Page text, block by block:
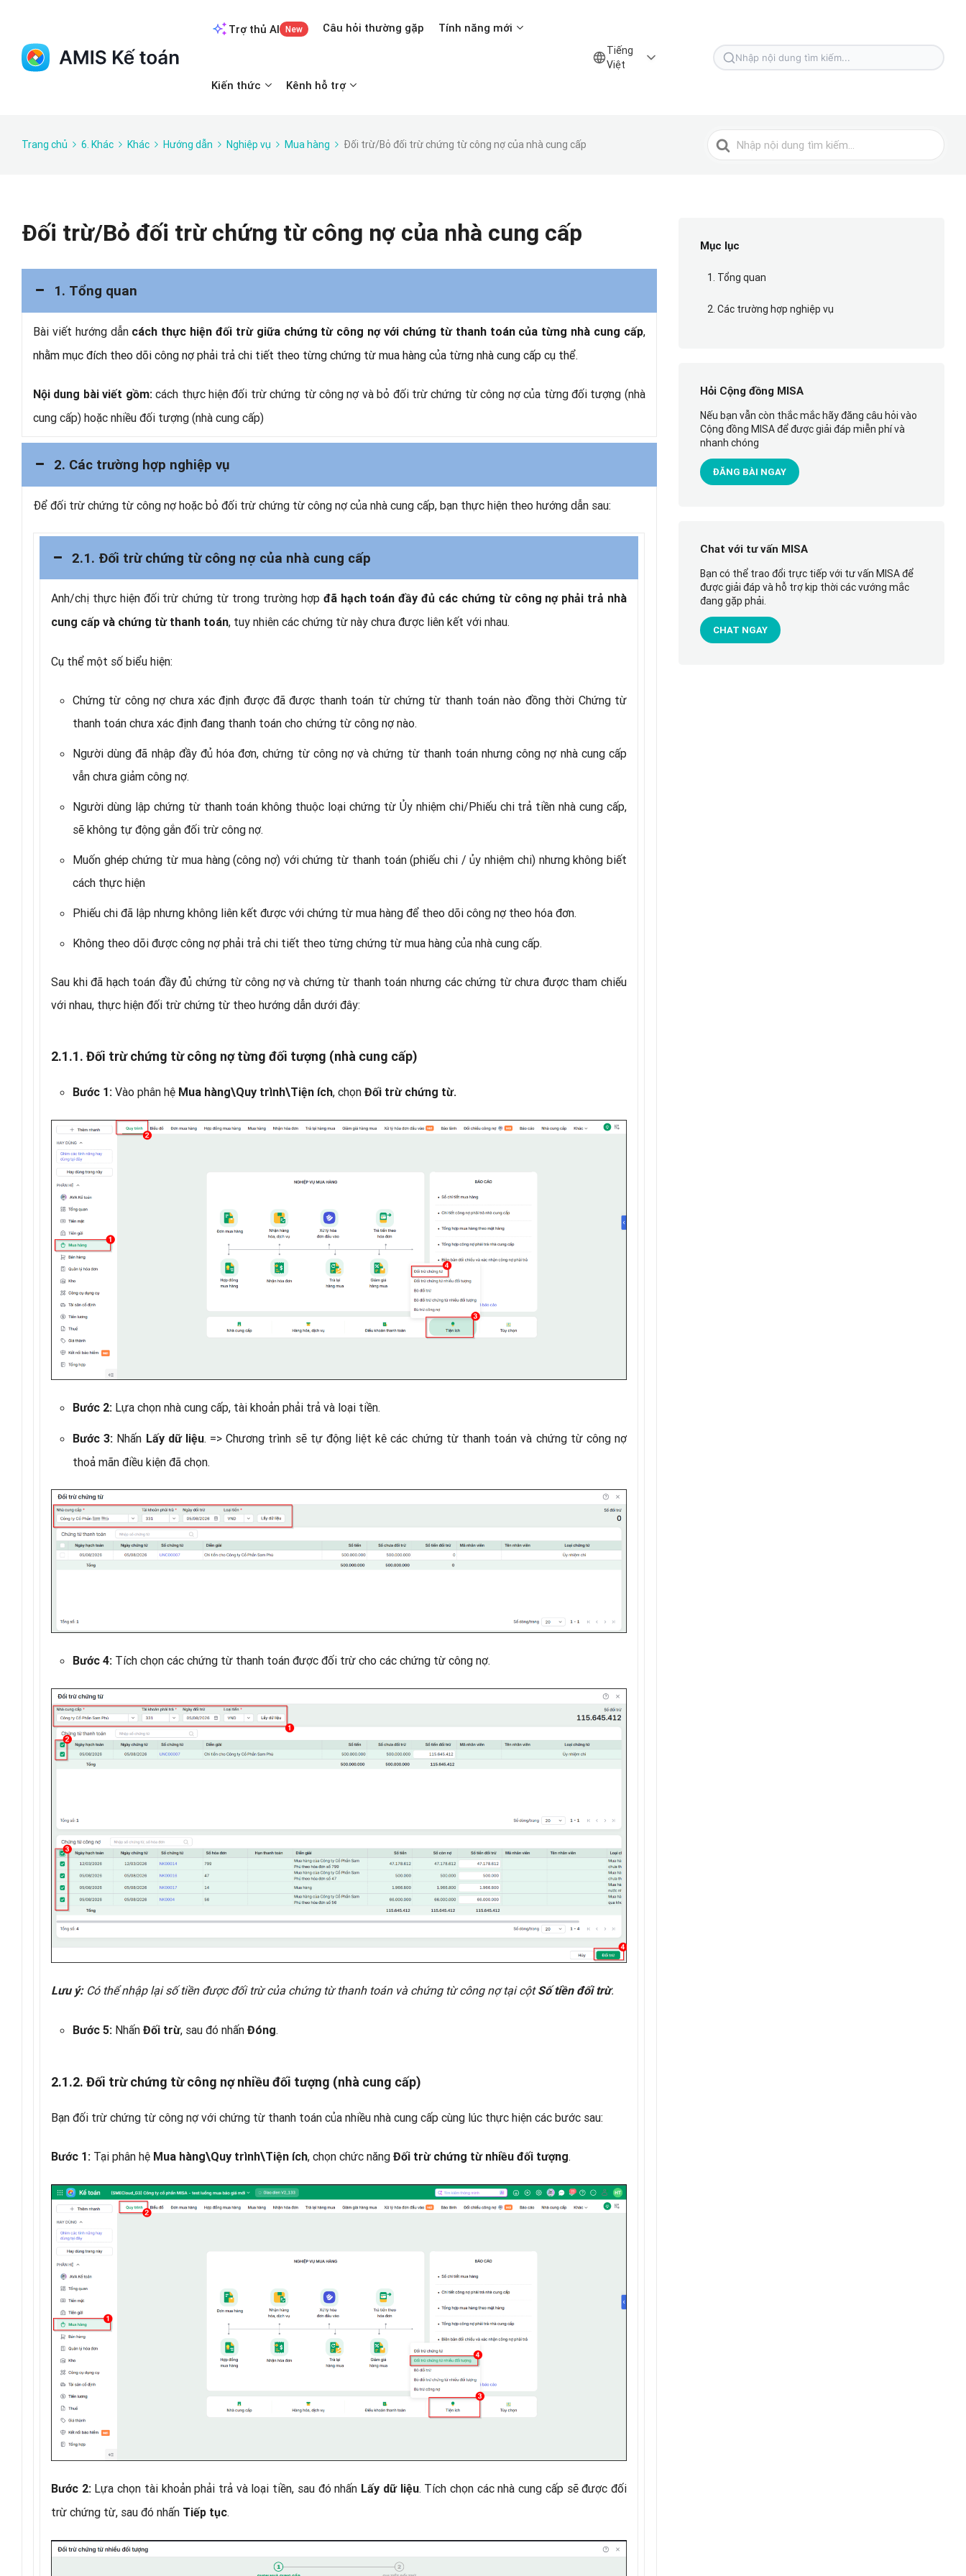
Trợ thủ AI New Câu hỏi thường gặp Tính năng mới
Kiến thức Kênh hỗ trợ
Tiếng
Việt
Tìm
Trang chủ 6. Khác Khác Hướng dẫn Nghiệp vụ Mua hàng Đối trừ/Bỏ đối trừ chứng từ công nợ của nhà cung cấp
Tìm
kiếm
Đối trừ/Bỏ đối trừ chứng từ công nợ của nhà cung cấp
1. Tổng quan
Bài viết hướng dẫn cách thực hiện đối trừ giữa chứng từ công nợ với chứng từ thanh toán của từng nhà cung cấp,
nhằm mục đích theo dõi công nợ phải trả chi tiết theo từng chứng từ mua hàng của từng nhà cung cấp cụ thể.
Nội dung bài viết gồm:cách thực hiện đối trừ chứng từ công nợ và bỏ đối trừ chứng từ công nợ của từng đối tượng (nhà
cung cấp) hoặc nhiều đối tượng (nhà cung cấp)
2. Các trường hợp nghiệp vụ
Để đối trừ chứng từ công nợ hoặc bỏ đối trừ chứng từ công nợ của nhà cung cấp, bạn thực hiện theo hướng dẫn sau:
2.1. Đối trừ chứng từ công nợ của nhà cung cấp
Anh/chị thực hiện đối trừ chứng từ trong trường hợp đã hạch toán đầy đủ các chứng từ công nợ phải trả nhà
cung cấp và chứng từ thanh toán, tuy nhiên các chứng từ này chưa được liên kết với nhau.
Cụ thể một số biểu hiện:
Chứng từ công nợ chưa xác định được đã được thanh toán từ chứng từ thanh toán nào đồng thời Chứng từ
thanh toán chưa xác định đang thanh toán cho chứng từ công nợ nào.
Người dùng đã nhập đầy đủ hóa đơn, chứng từ công nợ và chứng từ thanh toán nhưng công nợ nhà cung cấp
vẫn chưa giảm công nợ.
Người dùng lập chứng từ thanh toán không thuộc loại chứng từ Ủy nhiệm chi/Phiếu chi trả tiền nhà cung cấp,
sẽ không tự động gắn đối trừ công nợ.
Muốn ghép chứng từ mua hàng (công nợ) với chứng từ thanh toán (phiếu chi / ủy nhiệm chi) nhưng không biết
cách thực hiện
Phiếu chi đã lập nhưng không liên kết được với chứng từ mua hàng để theo dõi công nợ theo hóa đơn.
Không theo dõi được công nợ phải trả chi tiết theo từng chứng từ mua hàng của nhà cung cấp.
Sau khi đã hạch toán đầy đủ chứng từ công nợ và chứng từ thanh toán nhưng các chứng từ chưa được tham chiếu
với nhau, thực hiện đối trừ chứng từ theo hướng dẫn dưới đây:
2.1.1. Đối trừ chứng từ công nợ từng đối tượng (nhà cung cấp)
Bước 1: Vào phân hệ Mua hàng\Quy trình\Tiện ích, chọn Đối trừ chứng từ.
Bước 2: Lựa chọn nhà cung cấp, tài khoản phải trả và loại tiền.
Bước 3: Nhấn Lấy dữ liệu. => Chương trình sẽ tự động liệt kê các chứng từ thanh toán và chứng từ công nợ
thoả mãn điều kiện đã chọn.
Bước 4: Tích chọn các chứng từ thanh toán được đối trừ cho các chứng từ công nợ.
Lưu ý:Có thể nhập lại số tiền được đối trừ của chứng từ thanh toán và chứng từ công nợ tại cộtSố tiền đối trừ.
Bước 5: Nhấn Đối trừ, sau đó nhấn Đóng.
2.1.2. Đối trừ chứng từ công nợ nhiều đối tượng (nhà cung cấp)
Bạn đối trừ chứng từ công nợ với chứng từ thanh toán của nhiều nhà cung cấp cùng lúc thực hiện các bước sau:
Bước 1: Tại phân hệ Mua hàng\Quy trình\Tiện ích, chọn chức năng Đối trừ chứng từ nhiều đối tượng.
Bước 2: Lựa chọn tài khoản phải trả và loại tiền, sau đó nhấn Lấy dữ liệu. Tích chọn các nhà cung cấp sẽ được đối
trừ chứng từ, sau đó nhấn Tiếp tục.
Mục lục
1. Tổng quan
2. Các trường hợp nghiệp vụ
Hỏi Cộng đồng MISA
Nếu bạn vẫn còn thắc mắc hãy đăng câu hỏi vào
Cộng đồng MISA để được giải đáp miễn phí và
nhanh chóng
ĐĂNG BÀI NGAY
Chat với tư vấn MISA
Bạn có thể trao đổi trực tiếp với tư vấn MISA để
được giải đáp và hỗ trợ kịp thời các vướng mắc
đang gặp phải.
CHAT NGAY